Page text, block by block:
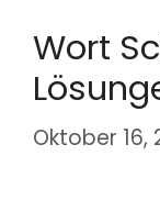
Wort
Oktober 16,